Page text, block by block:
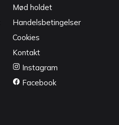
Mød holdet
Handelsbetingelser
Cookies
Kontakt
Instagram
Facebook